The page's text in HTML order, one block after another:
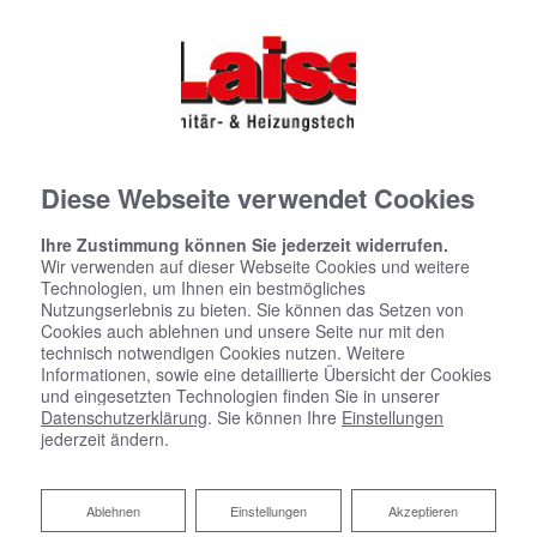
Diese Webseite verwendet Cookies
Ihre Zustimmung können Sie jederzeit widerrufen.
Wir verwenden auf dieser Webseite Cookies und weitere
Technologien, um Ihnen ein bestmögliches
Nutzungserlebnis zu bieten. Sie können das Setzen von
Cookies auch ablehnen und unsere Seite nur mit den
technisch notwendigen Cookies nutzen. Weitere
Informationen, sowie eine detaillierte Übersicht der Cookies
und eingesetzten Technologien finden Sie in unserer
Datenschutzerklärung. Sie können Ihre Einstellungen
jederzeit ändern.
Akzeptieren
Einstellungen
Ablehnen
Ablehnen